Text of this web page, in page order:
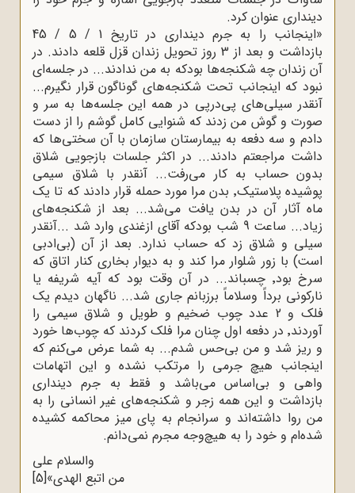
دینداری عنوان کرد.
»
اینجانب را به جرم دینداری در تاریخ 1 / 5 / 45
بازداشت و بعد از 3 روز تحویل زندان قزل قلعه دادند. در
آن زندان چه شکنجه‌ها بودکه به من ندادند... در جلسه‌ای
نبود که اینجانب تحت شکنجه‌های گوناگون قرار نگیرم...
آنقدر سیلی‌های پی‌درپی در همه این جلسه‌ها به سر و
صورت و گوش من زدند که شنوایی کامل گوشم را از دست
دادم و سه دفعه به بیمارستان سازمان با آن سختی‌ها که
داشت مراجعتم دادند... در اکثر جلسات بازجویی شلاق
بدون حساب به کار می‌رفت... آنقدر با شلاق سیمی
پوشیده پلاستیک٬ بدن مرا مورد حمله قرار دادند که تا یک
ماه آثار آن در بدن یافت می‌شد... بعد از شکنجه‌های
زیاد... ساعت 9 شب بودکه آقای ازغندی وارد شد
...آنقدر
سیلی و شلاق زد که حساب ندارد. بعد از آن (بی‌ادبی
است) با زور شلوار مرا کند و به دیوار بخاری کنار اتاق که
سرخ بود٬ چسباند... در آن وقت بود که آیه شریفه یا
نارکونی برداً وسلاماً برزبانم جاری شد... ناگهان دیدم یک
فلک و 2 عدد چوب ضخیم و طویل و شلاق سیمی را
آوردند٬ در دفعه اول چنان مرا فلک کردند که چوب‌ها خورد
و ریز شد و من بی‌حس شدم... به شما عرض می‌کنم که
اینجانب هیچ جرمی را مرتکب نشده و این اتهامات
واهی و بی‌اساس می‌باشد و فقط به جرم دینداری
بازداشت و این همه زجر و شکنجه‌های غیر انسانی را به
من روا داشته‌اند و سرانجام به پای میز محاکمه کشیده
شده‌ام و خود را به هیچ‌وجه مجرم نمی‌دانم.
والسلام علی
من اتبع الهدی»[5]